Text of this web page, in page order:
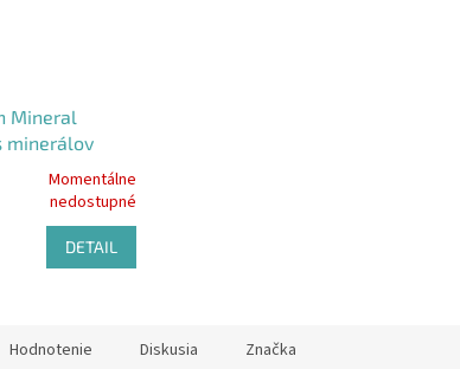
Mineral
minerálov
Momentálne
nedostupné
DETAIL
Hodnotenie Diskusia Značka